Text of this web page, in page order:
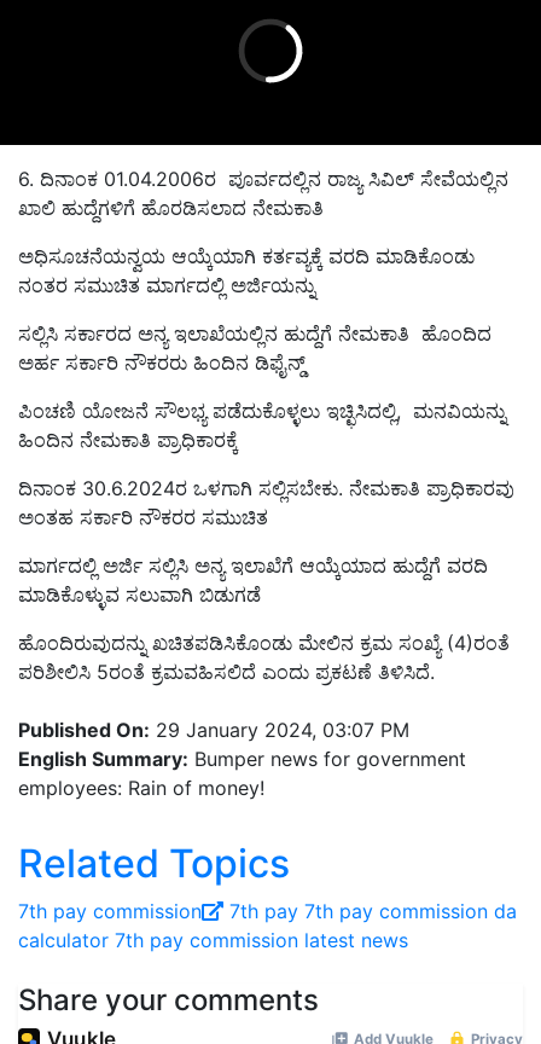
6. ದಿನಾಂಕ 01.04.2006ರ ಪೂರ್ವದಲ್ಲಿನ ರಾಜ್ಯ ಸಿವಿಲ್‌ ಸೇವೆಯಲ್ಲಿನ
ಖಾಲಿ ಹುದ್ದೆಗಳಿಗೆ ಹೊರಡಿಸಲಾದ ನೇಮಕಾತಿ
ಅಧಿಸೂಚನೆಯನ್ವಯ ಆಯ್ಕೆಯಾಗಿ ಕರ್ತವ್ಯಕ್ಕೆ ವರದಿ ಮಾಡಿಕೊಂಡು
ನಂತರ ಸಮುಚಿತ ಮಾರ್ಗದಲ್ಲಿ ಅರ್ಜಿಯನ್ನು
ಸಲ್ಲಿಸಿ ಸರ್ಕಾರದ ಅನ್ಯ ಇಲಾಖೆಯಲ್ಲಿನ ಹುದ್ದೆಗೆ ನೇಮಕಾತಿ ಹೊಂದಿದ
ಅರ್ಹ ಸರ್ಕಾರಿ ನೌಕರರು ಹಿಂದಿನ ಡಿಫೈನ್ಡ್‌
ಪಿಂಚಣಿ ಯೋಜನೆ ಸೌಲಭ್ಯ ಪಡೆದುಕೊಳ್ಳಲು ಇಚ್ಛಿಸಿದಲ್ಲಿ, ಮನವಿಯನ್ನು
ಹಿಂದಿನ ನೇಮಕಾತಿ ಪ್ರಾಧಿಕಾರಕ್ಕೆ
ದಿನಾಂಕ 30.6.2024ರ ಒಳಗಾಗಿ ಸಲ್ಲಿಸಬೇಕು. ನೇಮಕಾತಿ ಪ್ರಾಧಿಕಾರವು
ಅಂತಹ ಸರ್ಕಾರಿ ನೌಕರರ ಸಮುಚಿತ
ಮಾರ್ಗದಲ್ಲಿ ಅರ್ಜಿ ಸಲ್ಲಿಸಿ ಅನ್ಯ ಇಲಾಖೆಗೆ ಆಯ್ಕೆಯಾದ ಹುದ್ದೆಗೆ ವರದಿ
ಮಾಡಿಕೊಳ್ಳುವ ಸಲುವಾಗಿ ಬಿಡುಗಡೆ
ಹೊಂದಿರುವುದನ್ನು ಖಚಿತಪಡಿಸಿಕೊಂಡು ಮೇಲಿನ ಕ್ರಮ ಸಂಖ್ಯೆ (4)ರಂತೆ
ಪರಿಶೀಲಿಸಿ 5ರಂತೆ ಕ್ರಮವಹಿಸಲಿದೆ ಎಂದು ಪ್ರಕಟಣೆ ತಿಳಿಸಿದೆ.
Published On: 29 January 2024, 03:07 PM
English Summary: Bumper news for government
employees: Rain of money!
Related Topics
7th pay commission 7th pay 7th pay commission da
calculator 7th pay commission latest news
Share your comments